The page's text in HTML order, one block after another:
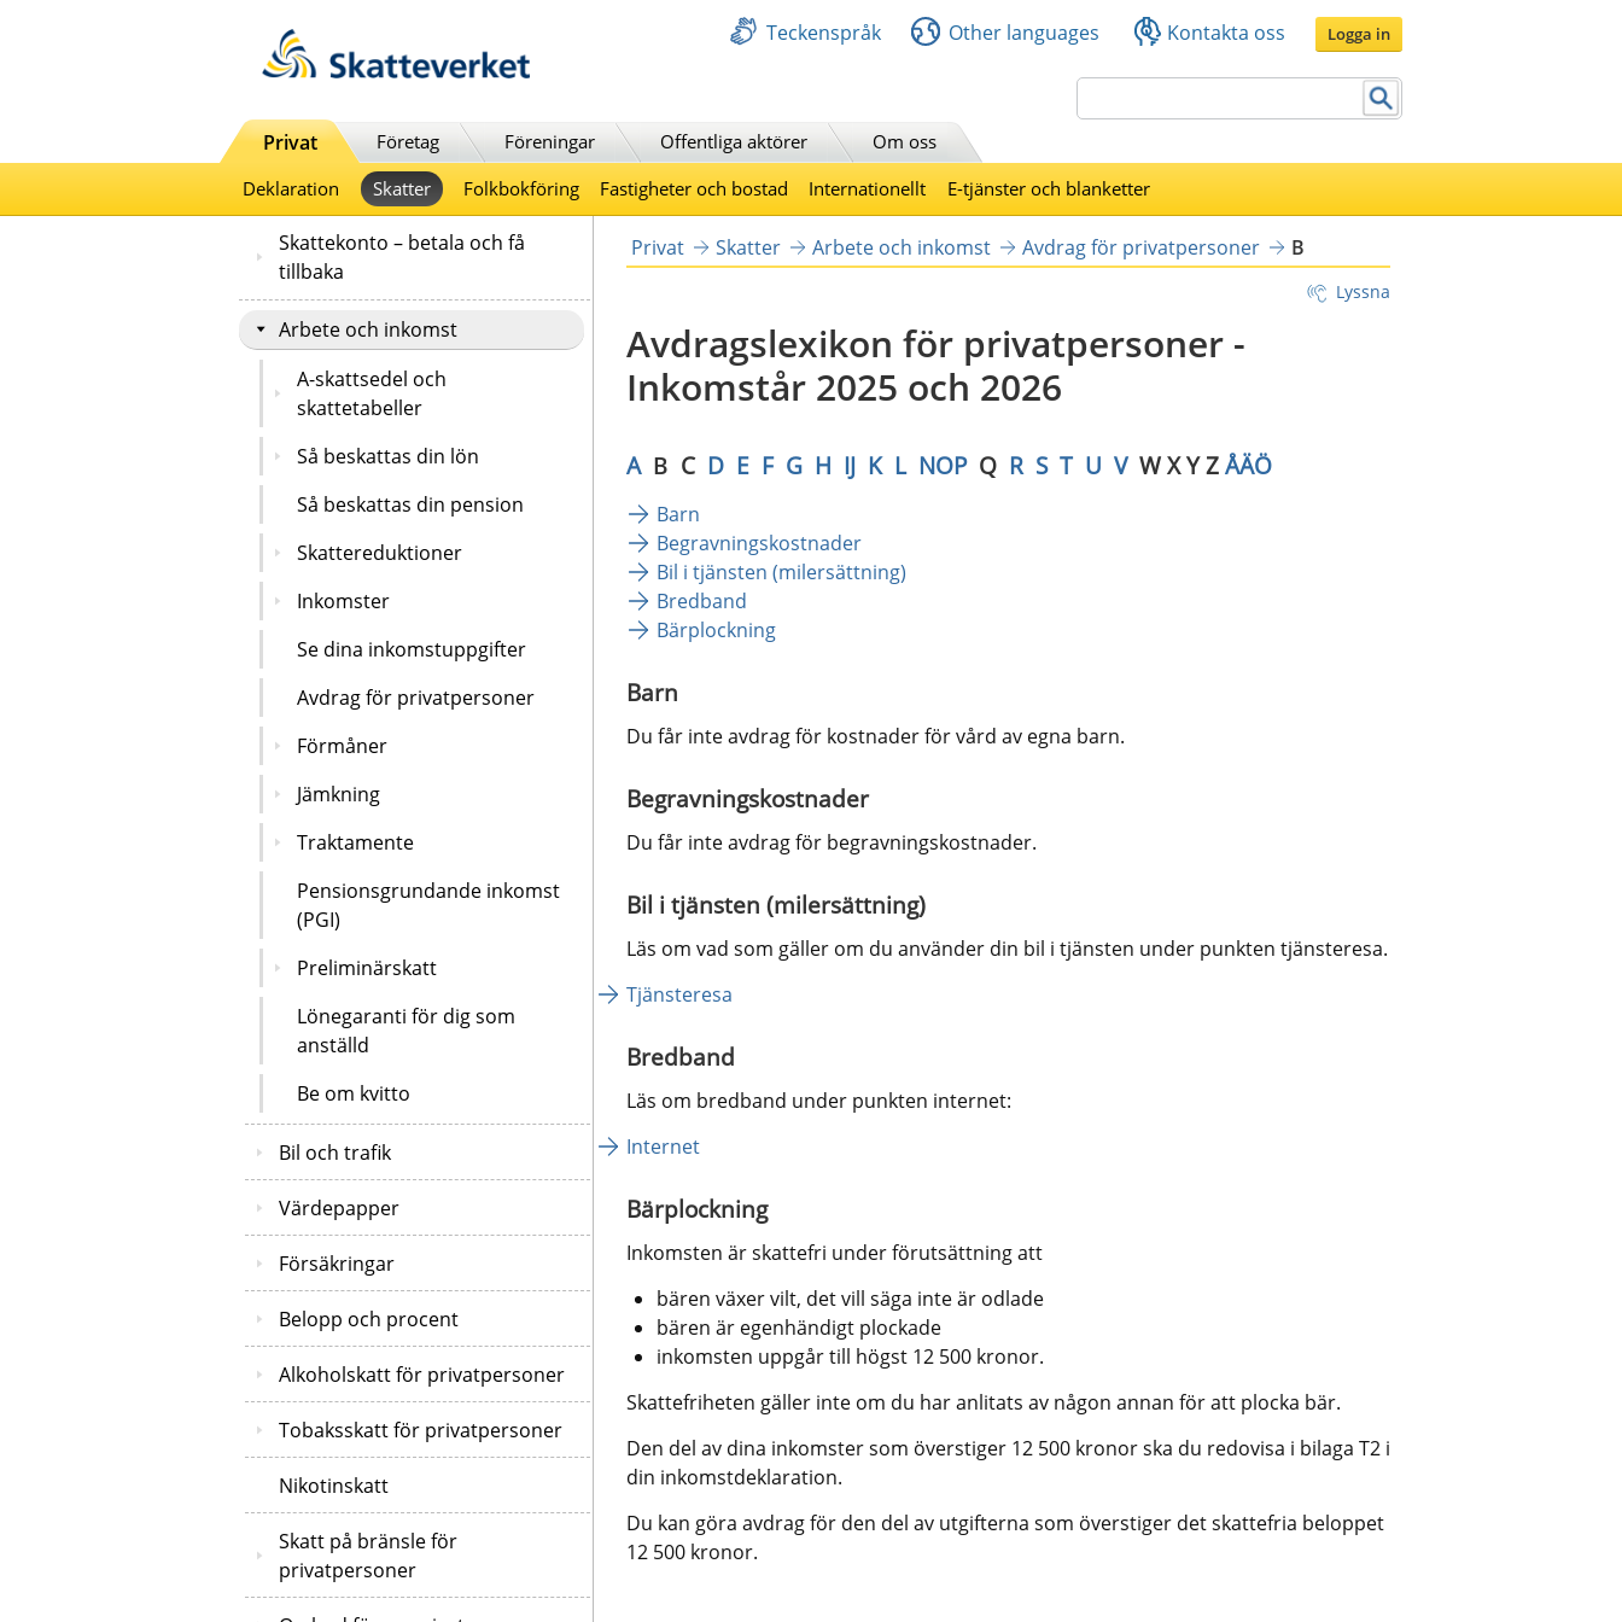
Teckenspråk Other languages Kontakta oss Logga in
Privat Företag Föreningar Offentliga aktörer
Om oss
Deklaration
Skatter Folkbokföring Fastigheter och bostad Internationellt E-tjänster och blanketter
Skattekonto – betala och få
tillbaka
Arbete och inkomst
A-skattsedel och
skattetabeller
Så beskattas din lön
Så beskattas din pension
Skattereduktioner
Inkomster
Se dina inkomstuppgifter
Avdrag för privatpersoner
Förmåner
Jämkning
Traktamente
Pensionsgrundande inkomst
(PGI)
Preliminärskatt
Lönegaranti för dig som
anställd
Be om kvitto
Bil och trafik
Värdepapper
Försäkringar
Belopp och procent
Alkoholskatt för privatpersoner
Tobaksskatt för privatpersoner
Nikotinskatt
Skatt på bränsle för
privatpersoner
Privat Skatter Arbete och inkomst Avdrag för privatpersoner B
Lyssna
Avdragslexikon för privatpersoner -
Inkomstår 2025 och 2026
A B C D E F G H IJ K L NOP Q R S T U V W X Y Z ÅÄÖ
Barn
Begravningskostnader
Bil i tjänsten (milersättning)
Bredband
Bärplockning
Barn
Du får inte avdrag för kostnader för vård av egna barn.
Begravningskostnader
Du får inte avdrag för begravningskostnader.
Bil i tjänsten (milersättning)
Läs om vad som gäller om du använder din bil i tjänsten under punkten tjänsteresa.
Tjänsteresa
Bredband
Läs om bredband under punkten internet:
Internet
Bärplockning
Inkomsten är skattefri under förutsättning att
bären växer vilt, det vill säga inte är odlade
bären är egenhändigt plockade
inkomsten uppgår till högst 12 500 kronor.
Skattefriheten gäller inte om du har anlitats av någon annan för att plocka bär.
Den del av dina inkomster som överstiger 12 500 kronor ska du redovisa i bilaga T2 i
din inkomstdeklaration.
Du kan göra avdrag för den del av utgifterna som överstiger det skattefria beloppet
12 500 kronor.